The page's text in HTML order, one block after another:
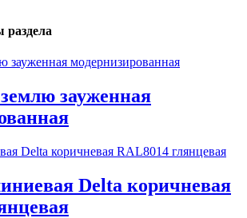
раздела
зауженная
Delta коричневая